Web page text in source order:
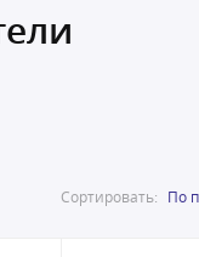
Сортировать: По